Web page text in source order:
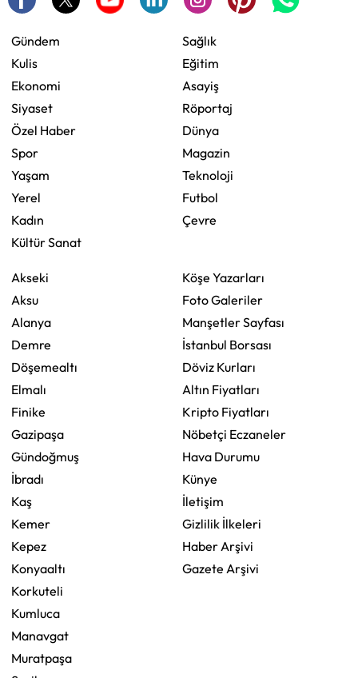
Gündem
Kulis
Ekonomi
Siyaset
Özel Haber
Spor
Yaşam
Yerel
Kadın
Kültür Sanat
Sağlık
Eğitim
Asayiş
Röportaj
Dünya
Magazin
Teknoloji
Futbol
Çevre
Akseki
Aksu
Alanya
Demre
Döşemealtı
Elmalı
Finike
Gazipaşa
Gündoğmuş
İbradı
Kaş
Kemer
Kepez
Konyaaltı
Korkuteli
Kumluca
Manavgat
Muratpaşa
Köşe Yazarları
Foto Galeriler
Manşetler Sayfası
İstanbul Borsası
Döviz Kurları
Altın Fiyatları
Kripto Fiyatları
Nöbetçi Eczaneler
Hava Durumu
Künye
İletişim
Gizlilik İlkeleri
Haber Arşivi
Gazete Arşivi